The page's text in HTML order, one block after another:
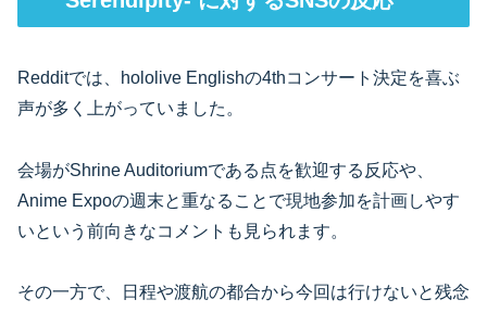
Redditでは、hololive Englishの4thコンサート決定を喜ぶ
声が多く上がっていました。
会場がShrine Auditoriumである点を歓迎する反応や、
Anime Expoの週末と重なることで現地参加を計画しやす
いという前向きなコメントも見られます。
その一方で、日程や渡航の都合から今回は行けないと残念